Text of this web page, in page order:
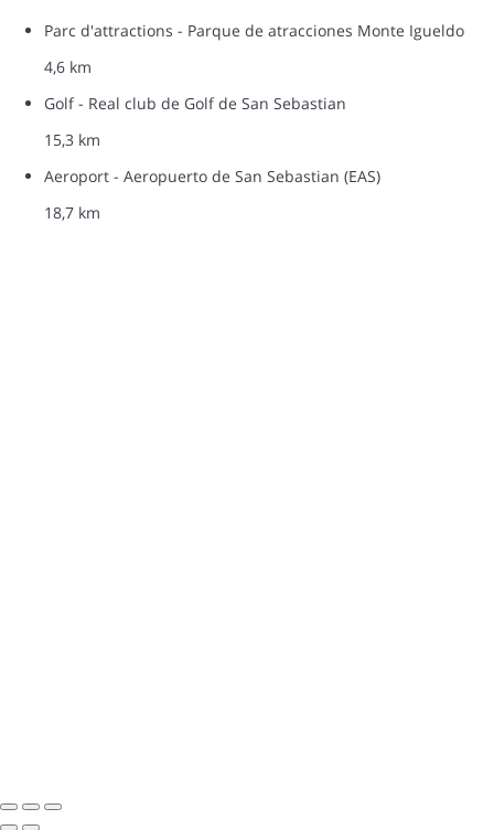
Parc d'attractions - Parque de atracciones Monte Igueldo
4,6 km
Golf - Real club de Golf de San Sebastian
15,3 km
Aeroport - Aeropuerto de San Sebastian (EAS)
18,7 km